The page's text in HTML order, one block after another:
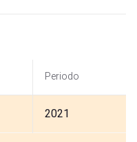
Periodo
2021